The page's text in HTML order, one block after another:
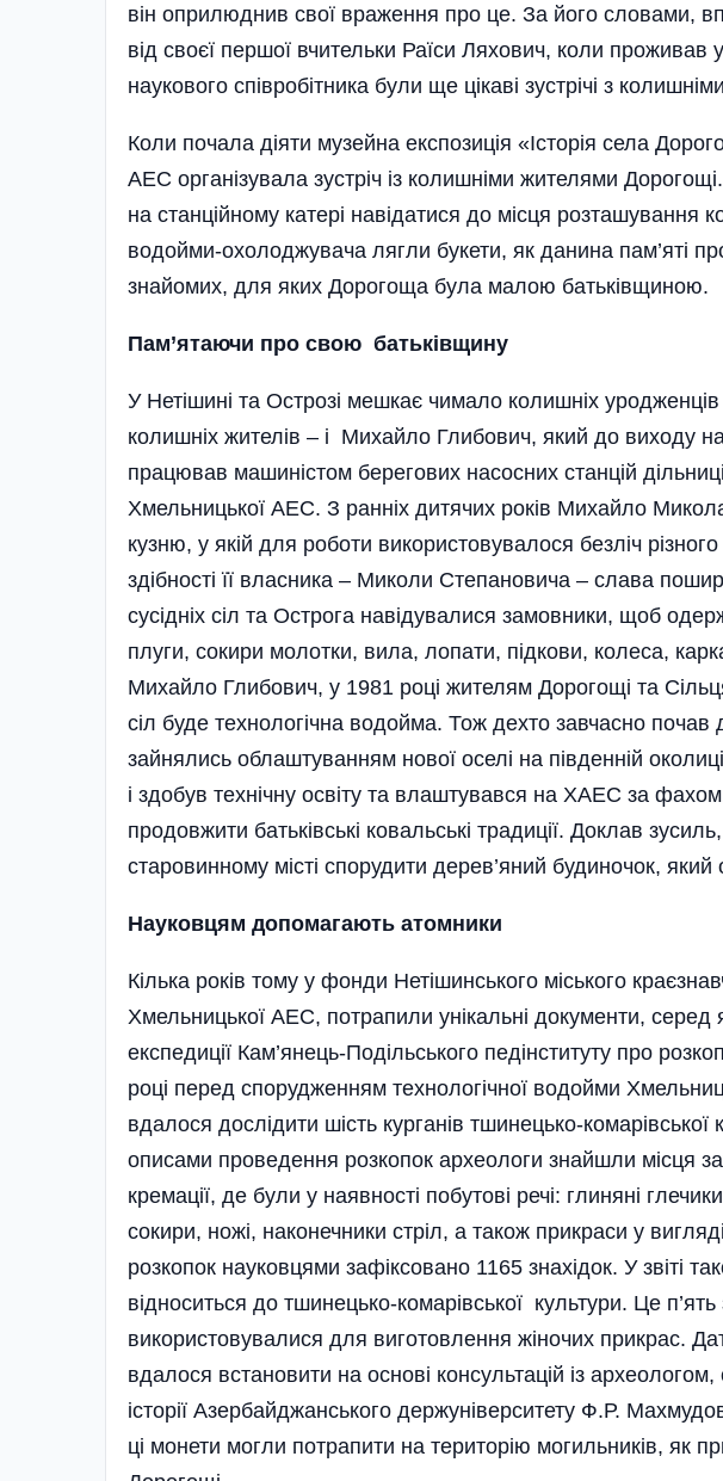
він оприлюднив свої враження про це. За його словами,
від своєї першої вчительки Раїси Ляхович, коли
наукового співробітника були ще цікаві зустрічі з
Коли почала діяти музейна експозиція «Історія села
АЕС організувала зустріч із колишніми жителями
на станційному катері навідатися до місця
водойми-охолоджувача лягли букети, як данина пам’яті
знайомих, для яких Дорогоща була малою батьківщиною.
Пам’ятаючи про свою батьківщину
У Нетішині та Острозі мешкає чимало колишніх
колишніх жителів – і Михайло Глибович, який до виходу
працював машиністом берегових насосних станцій
Хмельницької АЕС. З ранніх дитячих років Михайло
кузню, у якій для роботи використовувалося безліч
здібності її власника – Миколи Степановича – слава
сусідніх сіл та Острога навідувалися замовники, щоб
плуги, сокири молотки, вила, лопати, підкови, колеса,
Михайло Глибович, у 1981 році жителям Дорогощі та
сіл буде технологічна водойма. Тож дехто завчасно почав
зайнялись облаштуванням нової оселі на південній
і здобув технічну освіту та влаштувався на ХАЕС за
продовжити батьківські ковальські традиції. Доклав
старовинному місті спорудити дерев’яний будиночок,
Науковцям допомагають атомники
Кілька років тому у фонди Нетішинського міського
Хмельницької АЕС, потрапили унікальні документи, серед
експедиції Кам’янець-Подільського педінституту про
році перед спорудженням технологічної водойми
вдалося дослідити шість курганів тшинецько-
описами проведення розкопок археологи знайшли місця
кремації, де були у наявності побутові речі: глиняні
сокири, ножі, наконечники стріл, а також прикраси у
розкопок науковцями зафіксовано 1165 знахідок. У звіті
відноситься до тшинецько-комарівської культури. Це п’ять
використовувалися для виготовлення жіночих прикрас.
вдалося встановити на основі консультацій із
історії Азербайджанського держуніверситету Ф.Р.
ці монети могли потрапити на територію могильників, як